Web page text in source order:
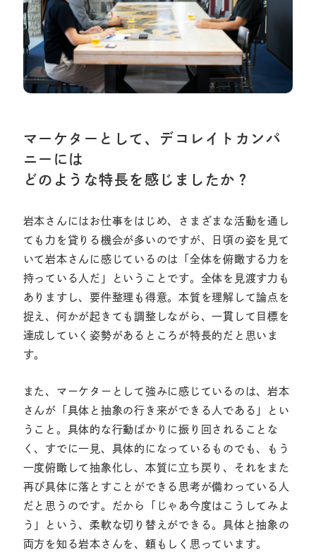
マーケターとして、デコレイトカンパ
ニーには
どのような特長を感じましたか？
岩本さんにはお仕事をはじめ、さまざまな活動を通し
ても力を貸りる機会が多いのですが、日頃の姿を見て
いて岩本さんに感じているのは「全体を俯瞰する力を
持っている人だ」ということです。全体を見渡す力も
ありますし、要件整理も得意。本質を理解して論点を
捉え、何かが起きても調整しながら、一貫して目標を
達成していく姿勢があるところが特長的だと思いま
す。
また、マーケターとして強みに感じているのは、岩本
さんが「具体と抽象の行き来ができる人である」とい
うこと。具体的な行動ばかりに振り回されることな
く、すでに一見、具体的になっているものでも、もう
一度俯瞰して抽象化し、本質に立ち戻り、それをまた
再び具体に落とすことができる思考が備わっている人
だと思うのです。だから「じゃあ今度はこうしてみよ
う」という、柔軟な切り替えができる。具体と抽象の
両方を知る岩本さんを、頼もしく思っています。